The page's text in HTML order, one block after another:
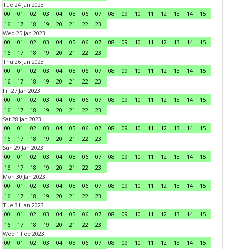
Tue 24 Jan 2023
00
01 02 03 04 05 06 07 08 09 10 11 12 13 14
15
16
17 18 19 20 21 22
23
Wed 25 Jan 2023
00
01 02 03 04 05 06 07 08 09 10 11 12 13 14
15
16
17 18 19 20 21 22
23
Thu 26 Jan 2023
00
01 02 03 04 05 06 07 08 09 10 11 12 13 14
15
16
17 18 19 20 21 22
23
Fri 27 Jan 2023
00
01 02 03 04 05 06 07 08 09 10 11 12 13 14
15
16
17 18 19 20 21 22
23
Sat 28 Jan 2023
00
01 02 03 04 05 06 07 08 09 10 11 12 13 14
15
16
17 18 19 20 21 22
23
Sun 29 Jan 2023
00
01 02 03 04 05 06 07 08 09 10 11 12 13 14
15
16
17 18 19 20 21 22
23
Mon 30 Jan 2023
00
01 02 03 04 05 06 07 08 09 10 11 12 13 14
15
16
17 18 19 20 21 22
23
Tue 31 Jan 2023
00
01 02 03 04 05 06 07 08 09 10 11 12 13 14
15
16
17 18 19 20 21 22
23
Wed 1 Feb 2023
00
01 02 03 04 05 06 07 08 09 10 11 12 13 14
15